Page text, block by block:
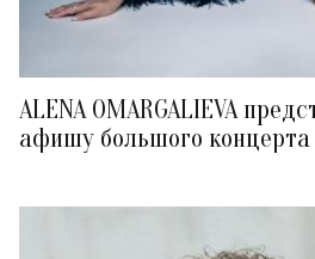
ALENA OMARGALIEVA
афишу большого